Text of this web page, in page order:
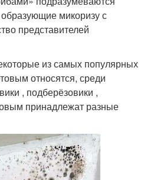
микоризу с
представителей
из самых популярных
относятся, среди
, подберёзовики ,
принадлежат разные